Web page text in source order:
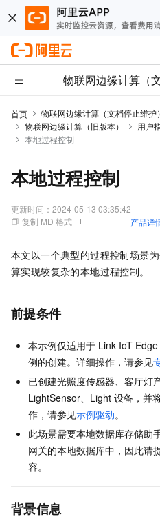
物联网边缘计算（
首页 物联网边缘计算（文档停止维护）
物联网边缘计算（旧版本）
用户
本地过程控制
本地过程控制
更新时间： 2024-05-13 03:35:42
复制 MD 格式
产品详
本文以一个典型的过程控制场景
算实现较复杂的本地过程控制。
前提条件
本示例仅适用于 Link IoT Edge
例的创建。详细操作，请参见
已创建光照度传感器、客厅灯
LightSensor、Light 设备，并
作，请参见示例驱动。
此场景需要本地数据库存储助
网关的本地数据库中，因此请
容。
背景信息